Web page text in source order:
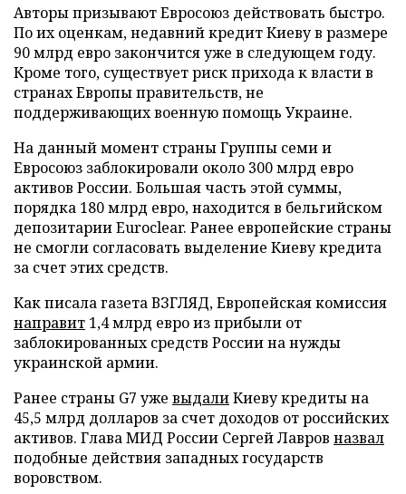
Авторы призывают Евросоюз действовать быстро.
По их оценкам, недавний кредит Киеву в размере
90 млрд евро закончится уже в следующем году.
Кроме того, существует риск прихода к власти в
странах Европы правительств, не
поддерживающих военную помощь Украине.
На данный момент страны Группы семи и
Евросоюз заблокировали около 300 млрд евро
активов России. Большая часть этой суммы,
порядка 180 млрд евро, находится в бельгийском
депозитарии Euroclear. Ранее европейские страны
не смогли согласовать выделение Киеву кредита
за счет этих средств.
Как писала газета ВЗГЛЯД, Европейская комиссия
направит 1,4 млрд евро из прибыли от
заблокированных средств России на нужды
украинской армии.
Ранее страны G7 уже выдалиКиеву кредиты на
45,5 млрд долларов за счет доходов от российских
активов. Глава МИД России Сергей Лавров назвал
подобные действия западных государств
воровством.